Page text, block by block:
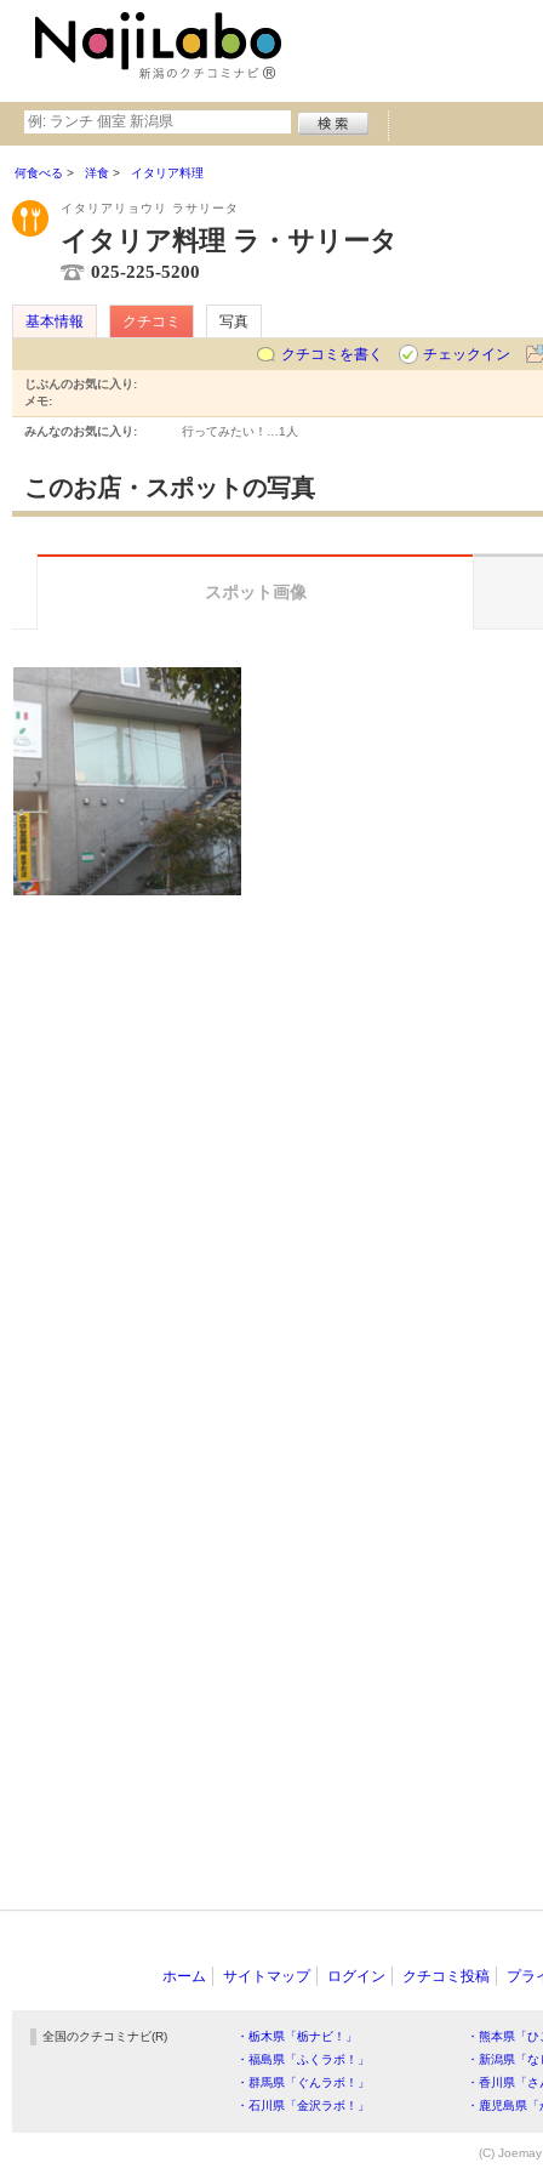
何食べる 洋食 イタリア料理
イタリアリョウリ ラサリータ
イタリア料理 ラ・サリータ
025-225-5200
基本情報 クチコミ
写真
クチコミを書く
チェックイン
じぶんのお気に入り:
メモ:
みんなのお気に入り: 行ってみたい！… 1人
このお店・スポットの写真
スポット画像
ホーム サイトマップ ログイン クチコミ投稿 プラ
全国のクチコミナビ(R) ・栃木県「栃ナビ！」
・熊本県「
・福島県「ふくラボ！」
・新潟県「
・群馬県「ぐんラボ！」
・香川県「
・石川県「金沢ラボ！」
・鹿児島県
(C)